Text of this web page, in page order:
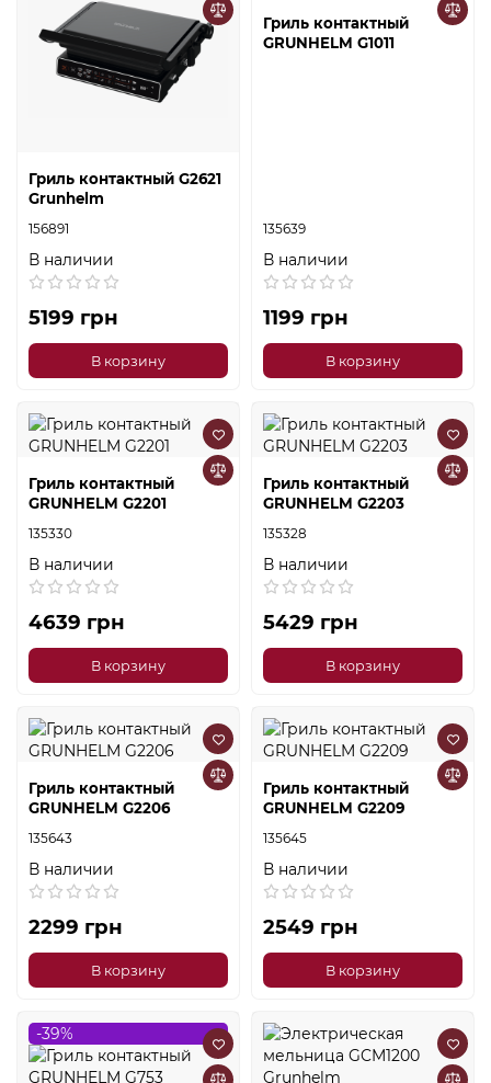
Гриль контактный G2621
Grunhelm
156891
В наличии
5199 грн
В корзину
Гриль контактный
GRUNHELM G1011
135639
В наличии
1199 грн
В корзину
Гриль контактный
GRUNHELM G2201
135330
В наличии
4639 грн
В корзину
Гриль контактный
GRUNHELM G2203
135328
В наличии
5429 грн
В корзину
Гриль контактный
GRUNHELM G2206
135643
В наличии
2299 грн
В корзину
Гриль контактный
GRUNHELM G2209
135645
В наличии
2549 грн
В корзину
-39%